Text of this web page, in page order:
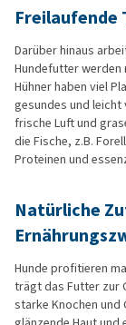
Freilaufende
Darüber hinaus
Hundefutter werden
Hühner haben viel
gesundes und leicht
frische Luft und
die Fische, z.B.
Proteinen und
Natürliche
Hunde profitieren
trägt das Futter zur
starke Knochen und